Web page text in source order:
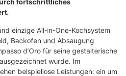
einzige All-in-One-Kochsystem
Backofen und Absaugung
d’Oro für seine gestalterische
wurde. Im
beispiellose Leistungen: ein um